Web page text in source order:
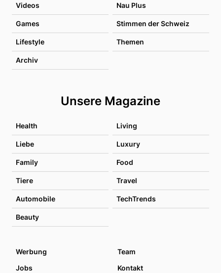
Videos Nau Plus
Games Stimmen der Schweiz
Lifestyle Themen
Archiv
Unsere Magazine
Health Living
Liebe Luxury
Family Food
Tiere Travel
Automobile TechTrends
Beauty
Werbung
Team
Jobs
Kontakt